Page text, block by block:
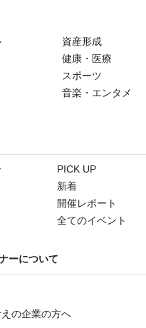
資産形成
健康・医療
スポーツ
音楽・エンタメ
PICK UP
新着
開催レポート
全てのイベント
ーについて
の企業の方へ